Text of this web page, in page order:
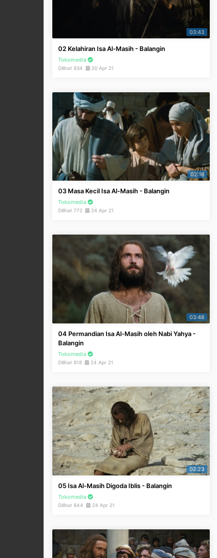
03:43
02 Kelahiran Isa Al-Masih - Balangin
Tokomedia
Dilihat 834 20 Apr 21
02:16
03 Masa Kecil Isa Al-Masih - Balangin
Tokomedia
Dilihat 772 24 Apr 21
03:48
04 Permandian Isa Al-Masih oleh Nabi Yahya -
Balangin
Tokomedia
Dilihat 818 24 Apr 21
02:23
05 Isa Al-Masih Digoda Iblis - Balangin
Tokomedia
Dilihat 844 24 Apr 21